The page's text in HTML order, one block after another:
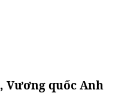
, Vương quốc Anh